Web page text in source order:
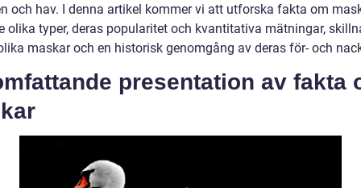
och hav. I denna artikel kommer vi att utforska fakta om
olika typer, deras popularitet och kvantitativa mätningar,
maskar och en historisk genomgång av deras för- och
presentation av fakta